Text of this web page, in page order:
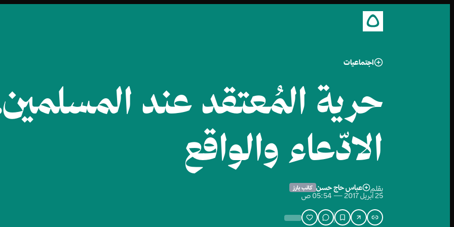
اجتماعيات
حرية المُعتقد عند
الادّعاء والواقع
بقلم عباس حاج حسن كاتب بارز
25 أبريل 2017 — 05:54 ص